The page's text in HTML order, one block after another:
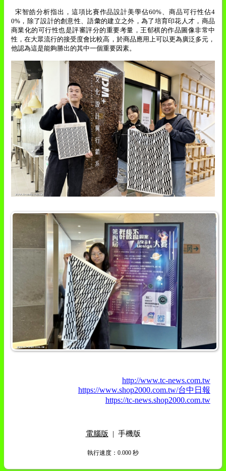
宋智皓分析指出，這項比賽作品設計美學佔60%、商品可行性佔4
0% ，除了設計的創意性、語彙的建立之外，為了培育印花人才，商品
商業化的可行性也是評審評分的重要考量，王郁棋的作品圖像非常中
性，在大眾流行的接受度會比較高，於商品應用上可以更為廣泛多元，
他認為這是能夠勝出的其中一個重要因素。
http://www.tc-news.com.tw
https://www.shop2000.com.tw/台中日報
https://tc-news.shop2000.com.tw
電腦版 | 手機版
執行速度 ：0.000 秒